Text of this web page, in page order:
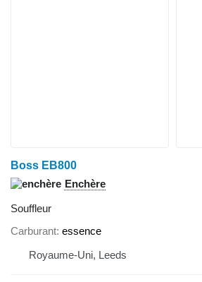
Boss EB800
Enchère
Souffleur
Carburant essence
Royaume-Uni, Leeds